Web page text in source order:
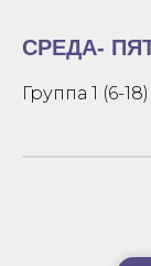
СРЕДА-
Группа 1 (6-